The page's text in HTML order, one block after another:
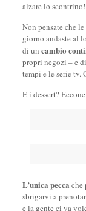
alzare lo scontrino!
Non pensate che
giorno andaste al
di un cambio
propri negozi – e
tempi e le serie tv.
E i dessert?
L’unica pecca che
sbrigarvi a
e la gente ci va